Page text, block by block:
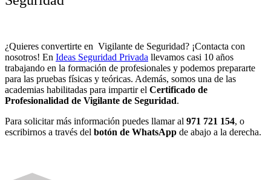
¿Quieres convertirte en Vigilante de Seguridad? ¡Contacta con
nosotros! En Ideas Seguridad Privada llevamos casi 10 años
trabajando en la formación de profesionales y podemos prepararte
para las pruebas físicas y teóricas. Además, somos una de las
academias habilitadas para impartir el Certificado de
Profesionalidad de Vigilante de Seguridad.
Para solicitar más información puedes llamar al 971 721 154, o
escribirnos a través del botón de WhatsApp de abajo a la derecha.